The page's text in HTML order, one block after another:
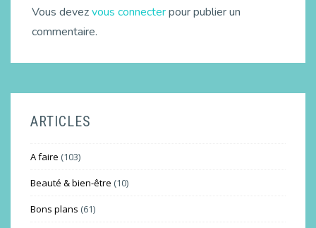
Vous devezvous connecterpour publier un
commentaire.
ARTICLES
A faire (103)
Beauté & bien-être (10)
Bons plans (61)